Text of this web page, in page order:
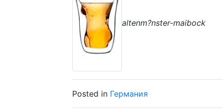
altenm?nster-maibock
Posted in Германия